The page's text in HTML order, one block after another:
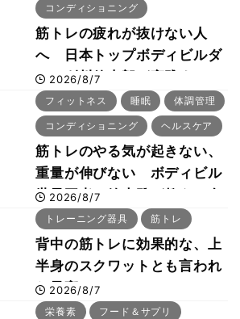
コンディショニング
筋トレの疲れが抜けない人
へ 日本トップボディビルダ
ー・刈川啓志郎が実践する
「回復習慣」
2026/8/7
フィットネス 睡眠 体調管理
コンディショニング ヘルスケア
筋トレのやる気が起きない、
重量が伸びない ボディビル
世界王者・鈴木雅が教える食
事・睡眠・呼吸の整え方
2026/8/7
トレーニング器具 筋トレ
背中の筋トレに効果的な、上
半身のスクワットとも言われ
た最高マシン“ノーチラス・
プルオーバーマシン”とは？
2026/8/7
栄養素 フード＆サプリ